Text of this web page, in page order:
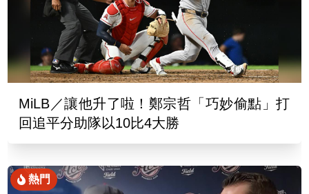
MiLB／讓他升了啦！鄭宗哲「巧妙偷點」打
回追平分助隊以10比4大勝
熱門